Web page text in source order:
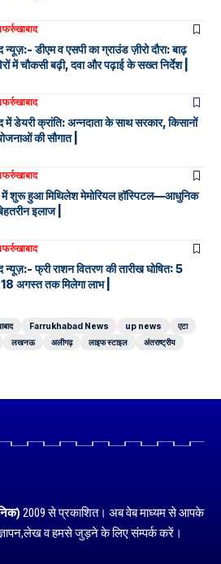
फर्रुखाबाद
न्यूज़:- डीएम व एसपी का ग्राउंड ज़ीरो दौरा: बाढ़
में चौकसी बढ़ी, दवा और पढ़ाई के सख्त निर्देश |
फर्रुखाबाद
में डेयरी क्रांति: अन्नदाता के साथ सरकार, किसानों
की सौगात |
फर्रुखाबाद
शुरू हुआ मिथिलेश मेमोरियल हॉस्पिटल—आधुनिक
इलाज |
फर्रुखाबाद
न्यूज़:- फ्री राशन वितरण की तारीख घोषित: 5
अगस्त तक मिलेगा लाभ |
Farrukhabad News up news
एटा
लखनऊ अलीगढ़ लाइफ स्टाइल
अंतराष्ट्रीय
2009 से प्रकाशित। अब वेब माध्यम से आपके
व हमसे जुड़ने के लिए संम्पर्क करें।